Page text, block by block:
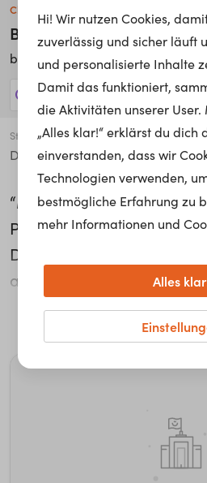
Christian König
Business Analyst
bei Deutsche Telekom AG
11 Jobs anzeigen!
Stadt
Darmstadt
“Mein Bereich
Privatkundenprodukte am
Das findet Business
am coolsten an seinem
Telekom AG. Seine
Kollegen hinsichtlich
unterstützen und die
braucht analytische
Interesse und
Hi! Wir nutzen Cookies,
zuverlässig und sicher läuft
und personalisierte Inhalte
Damit das funktioniert,
die Aktivitäten unserer
„Alles klar!“ erklärst du dich
einverstanden, dass wir
Technologien verwenden,
bestmögliche Erfahrung zu
mehr Informationen und
Alles